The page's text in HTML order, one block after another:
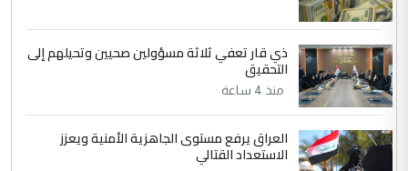
ذي قار تعفي ثلاثة مسؤولين صحيين وتحيلهم إلى
التحقيق
منذ 4 ساعة
العراق يرفع مستوى الجاهزية الأمنية ويعزز
الاستعداد القتالي